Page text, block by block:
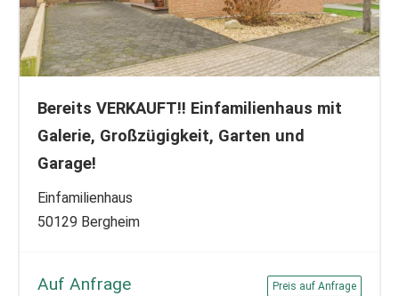
Bereits VERKAUFT!! Einfamilienhaus mit
Galerie, Großzügigkeit, Garten und
Garage!
Einfamilienhaus
50129 Bergheim
Auf Anfrage Preis auf Anfrage